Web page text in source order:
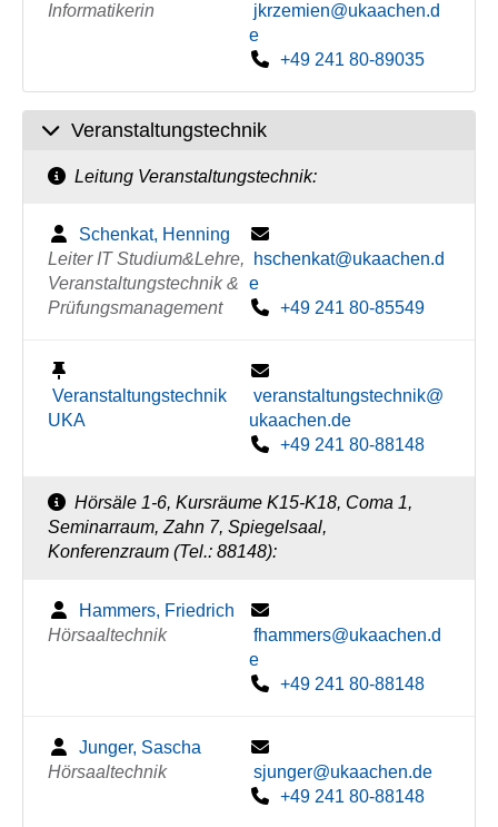
Informatikerin
jkrzemien@ukaachen.d
e
+49 241 80-89035
Veranstaltungstechnik
Leitung Veranstaltungstechnik:
Schenkat, Henning
Leiter IT Studium&Lehre,
Veranstaltungstechnik &
Prüfungsmanagement
hschenkat@ukaachen.d
e
+49 241 80-85549
Veranstaltungstechnik
UKA
veranstaltungstechnik@
ukaachen.de
+49 241 80-88148
Hörsäle 1-6, Kursräume K15-K18, Coma 1,
Seminarraum, Zahn 7, Spiegelsaal,
Konferenzraum (Tel.: 88148):
Hammers, Friedrich
Hörsaaltechnik
fhammers@ukaachen.d
e
+49 241 80-88148
Junger, Sascha
Hörsaaltechnik
sjunger@ukaachen.de
+49 241 80-88148